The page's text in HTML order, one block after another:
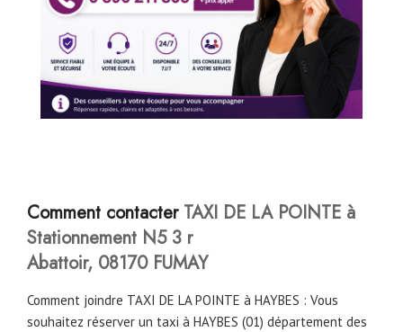
Comment contacterTAXI DE LA POINTE à
Stationnement N5 3 r
Abattoir, 08170 FUMAY
Comment joindre TAXI DE LA POINTE à HAYBES : Vous
souhaitez réserver un taxi à HAYBES (01) département des